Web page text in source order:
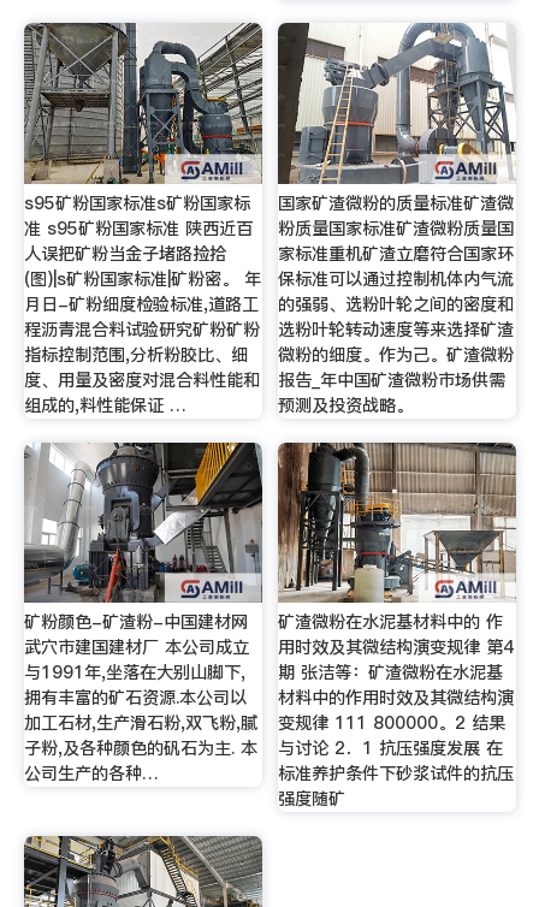
s95矿粉国家标准s矿粉国家标
准 s95矿粉国家标准 陕西近百
人误把矿粉当金子堵路捡拾
(图)|s矿粉国家标准|矿粉密。 年
月日-矿粉细度检验标准,道路工
程沥青混合料试验研究矿粉矿粉
指标控制范围,分析粉胶比、细
度、用量及密度对混合料性能和
组成的,料性能保证 …
国家矿渣微粉的质量标准矿渣微
粉质量国家标准矿渣微粉质量国
家标准重机矿渣立磨符合国家环
保标准可以通过控制机体内气流
的强弱、选粉叶轮之间的密度和
选粉叶轮转动速度等来选择矿渣
微粉的细度。作为己。矿渣微粉
报告_年中国矿渣微粉市场供需
预测及投资战略。
矿粉颜色-矿渣粉-中国建材网
武穴市建国建材厂 本公司成立
与1991年,坐落在大别山脚下,
拥有丰富的矿石资源.本公司以
加工石材,生产滑石粉,双飞粉,腻
子粉,及各种颜色的矾石为主. 本
公司生产的各种…
矿渣微粉在水泥基材料中的 作
用时效及其微结构演变规律 第4
期 张洁等：矿渣微粉在水泥基
材料中的作用时效及其微结构演
变规律 111 800000。2 结果
与讨论 2．1 抗压强度发展 在
标准养护条件下砂浆试件的抗压
强度随矿